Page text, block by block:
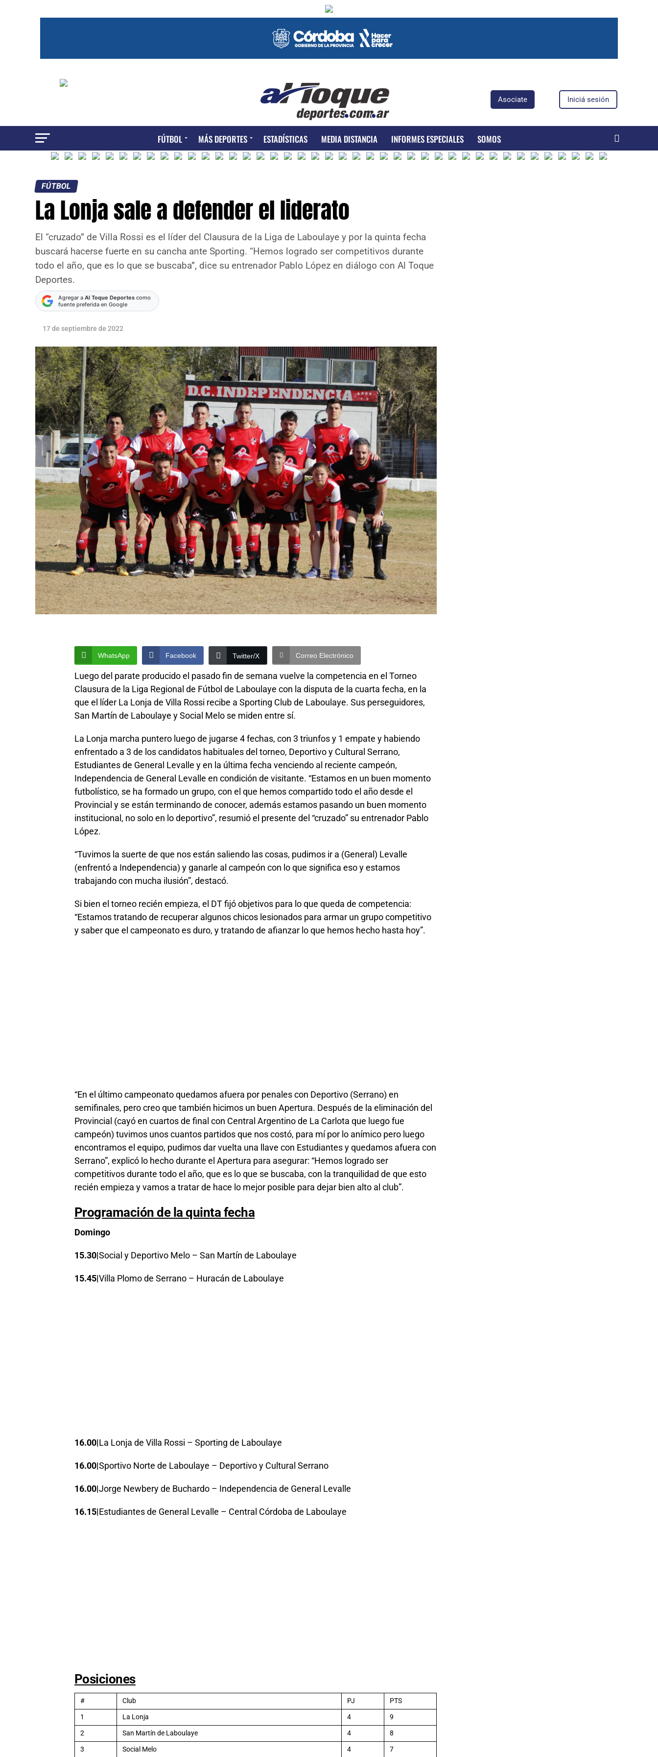
Asociate Iniciá sesión
FÚTBOL MÁS DEPORTES ESTADÍSTICAS MEDIA DISTANCIA INFORMES ESPECIALES SOMOS
FÚTBOL
La Lonja sale a defender el liderato
El “cruzado” de Villa Rossi es el líder del Clausura de la Liga de Laboulaye y por la quinta fecha
buscará hacerse fuerte en su cancha ante Sporting. “Hemos logrado ser competitivos durante
todo el año, que es lo que se buscaba”, dice su entrenador Pablo López en diálogo con Al Toque
Deportes.
Agregar a Al Toque Deportes como
fuente preferida en Google
17 de septiembre de 2022
WhatsApp Facebook Twitter/X Correo Electrónico
Luego del parate producido el pasado fin de semana vuelve la competencia en el Torneo
Clausura de la Liga Regional de Fútbol de Laboulaye con la disputa de la cuarta fecha, en la
que el líder La Lonja de Villa Rossi recibe a Sporting Club de Laboulaye. Sus perseguidores,
San Martín de Laboulaye y Social Melo se miden entre sí.
La Lonja marcha puntero luego de jugarse 4 fechas, con 3 triunfos y 1 empate y habiendo
enfrentado a 3 de los candidatos habituales del torneo, Deportivo y Cultural Serrano,
Estudiantes de General Levalle y en la última fecha venciendo al reciente campeón,
Independencia de General Levalle en condición de visitante. “Estamos en un buen momento
futbolístico, se ha formado un grupo, con el que hemos compartido todo el año desde el
Provincial y se están terminando de conocer, además estamos pasando un buen momento
institucional, no solo en lo deportivo”, resumió el presente del “cruzado” su entrenador Pablo
López.
“Tuvimos la suerte de que nos están saliendo las cosas, pudimos ir a (General) Levalle
(enfrentó a Independencia) y ganarle al campeón con lo que significa eso y estamos
trabajando con mucha ilusión”, destacó.
Si bien el torneo recién empieza, el DT fijó objetivos para lo que queda de competencia:
“Estamos tratando de recuperar algunos chicos lesionados para armar un grupo competitivo
y saber que el campeonato es duro, y tratando de afianzar lo que hemos hecho hasta hoy”.
“En el último campeonato quedamos afuera por penales con Deportivo (Serrano) en
semifinales, pero creo que también hicimos un buen Apertura. Después de la eliminación del
Provincial (cayó en cuartos de final con Central Argentino de La Carlota que luego fue
campeón) tuvimos unos cuantos partidos que nos costó, para mí por lo anímico pero luego
encontramos el equipo, pudimos dar vuelta una llave con Estudiantes y quedamos afuera con
Serrano”, explicó lo hecho durante el Apertura para asegurar: “Hemos logrado ser
competitivos durante todo el año, que es lo que se buscaba, con la tranquilidad de que esto
recién empieza y vamos a tratar de hace lo mejor posible para dejar bien alto al club”.
Programación de la quinta fecha
Domingo
15.30| Social y Deportivo Melo – San Martín de Laboulaye
15.45| Villa Plomo de Serrano – Huracán de Laboulaye
16.00| La Lonja de Villa Rossi – Sporting de Laboulaye
16.00| Sportivo Norte de Laboulaye – Deportivo y Cultural Serrano
16.00| Jorge Newbery de Buchardo – Independencia de General Levalle
16.15| Estudiantes de General Levalle – Central Córdoba de Laboulaye
Posiciones
# Club PJ
PTS
1
La Lonja 4
9
2
San Martín de Laboulaye 4
8
3
Social Melo 4 7